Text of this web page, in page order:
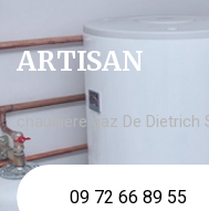
ARTISAN
chaudière gaz De Dietrich
09 72 66 89 55